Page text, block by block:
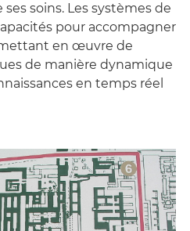
soins. Les systèmes de
pour accompagner
mettant en œuvre de
de manière dynamique
en temps réel